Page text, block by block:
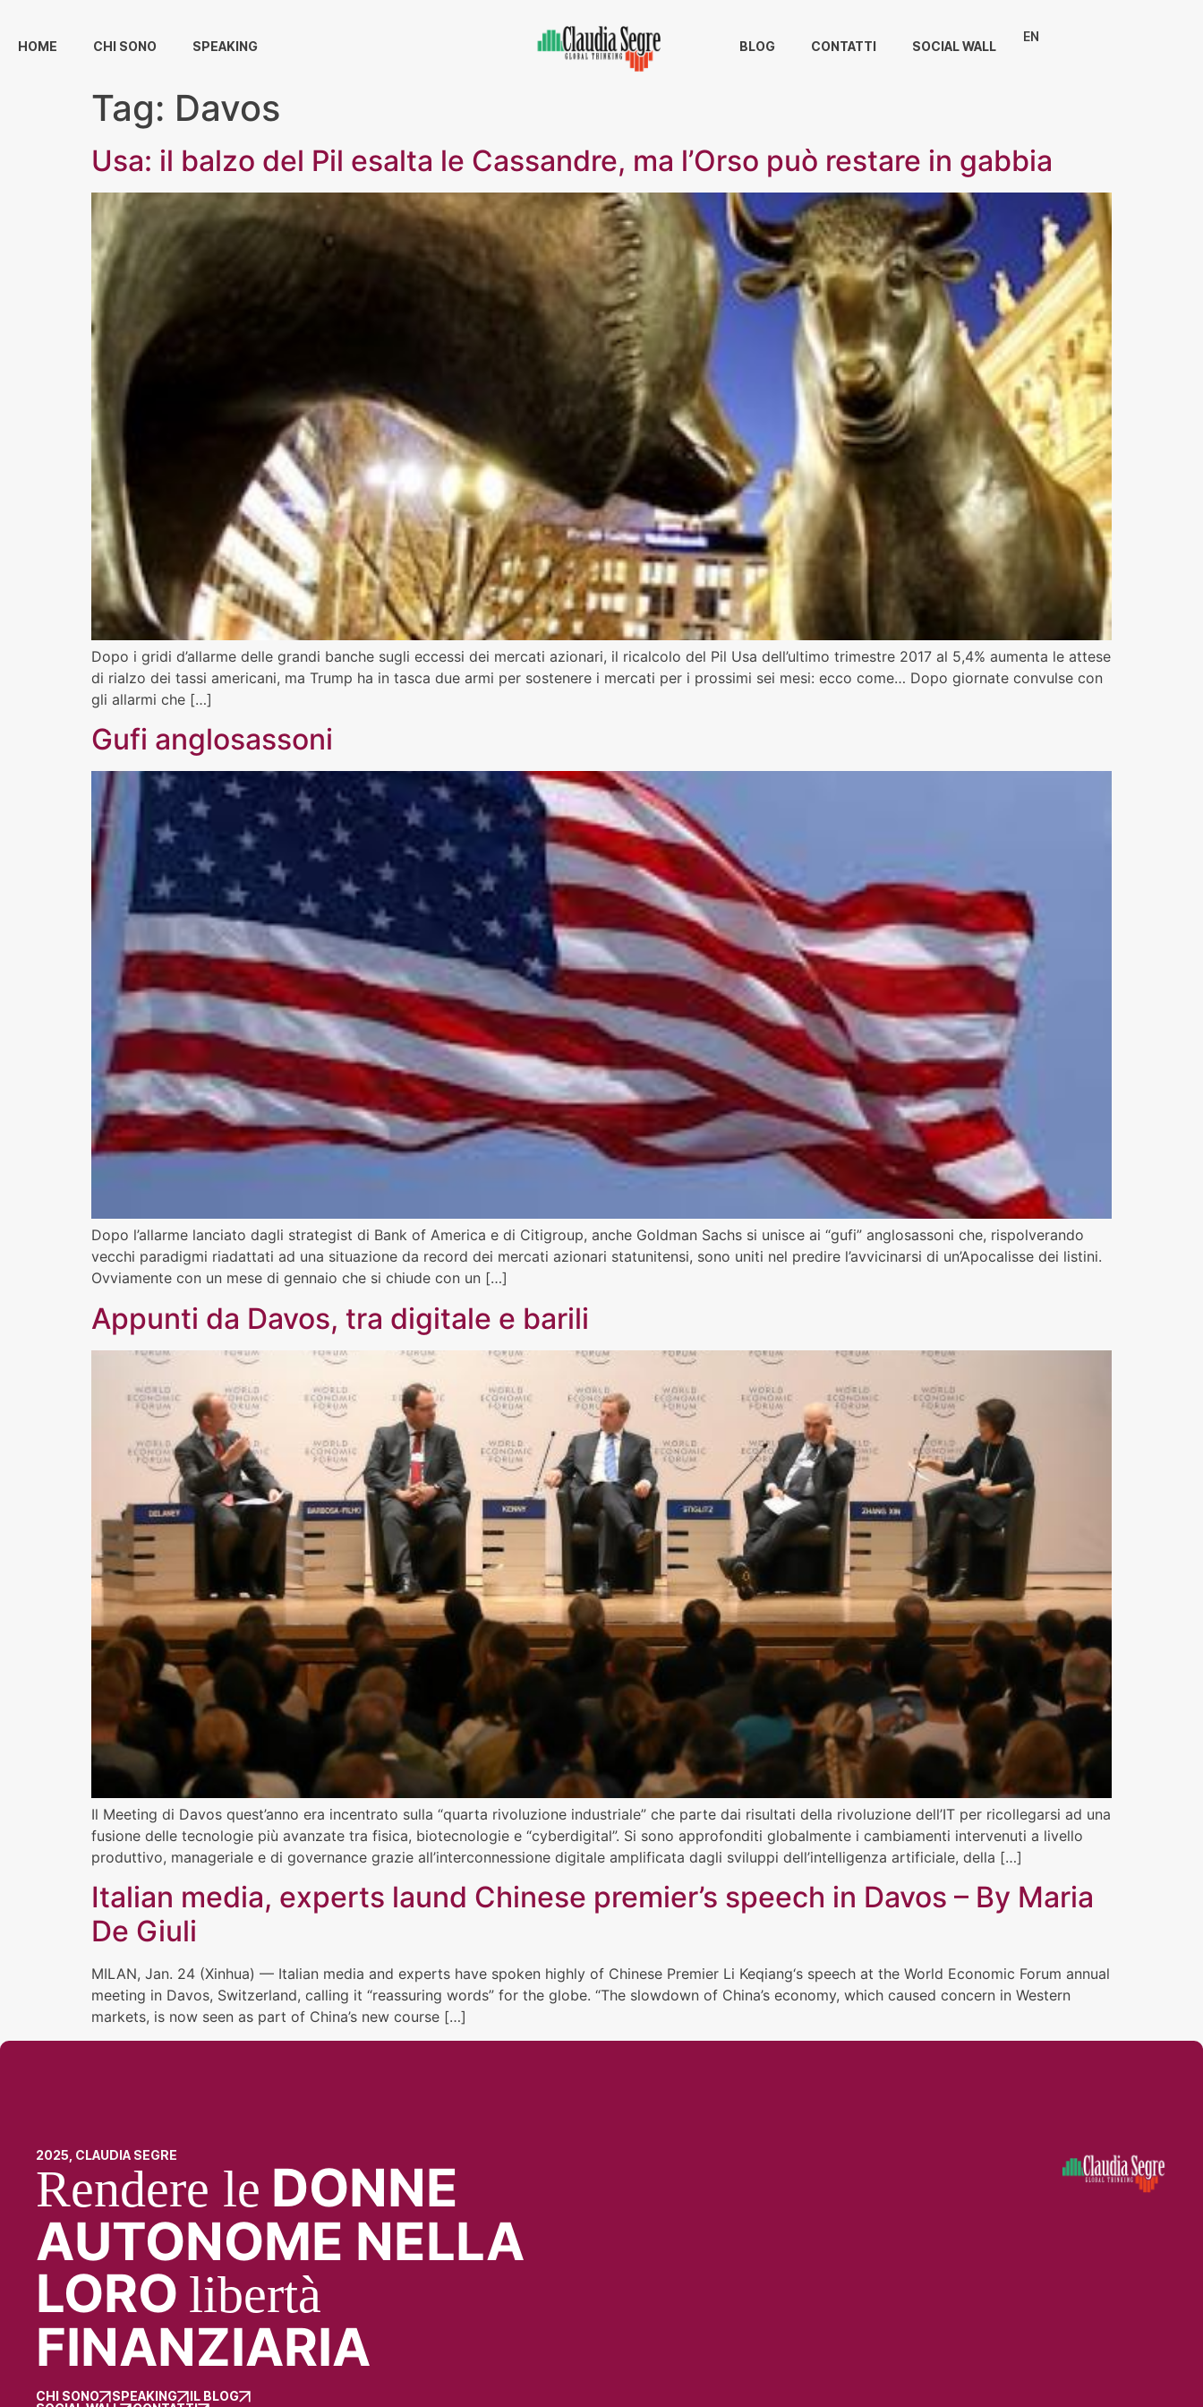
HOME CHI SONO SPEAKING BLOG CONTATTI SOCIAL WALL
EN
Tag: Davos
Usa: il balzo del Pil esalta le Cassandre, ma l’Orso può restare in gabbia
Dopo i gridi d’allarme delle grandi banche sugli eccessi dei mercati azionari, il ricalcolo del Pil Usa dell’ultimo trimestre 2017 al 5,4% aumenta le attese
di rialzo dei tassi americani, ma Trump ha in tasca due armi per sostenere i mercati per i prossimi sei mesi: ecco come… Dopo giornate convulse con
gli allarmi che […]
Gufi anglosassoni
Dopo l’allarme lanciato dagli strategist di Bank of America e di Citigroup, anche Goldman Sachs si unisce ai “gufi” anglosassoni che, rispolverando
vecchi paradigmi riadattati ad una situazione da record dei mercati azionari statunitensi, sono uniti nel predire l’avvicinarsi di un’Apocalisse dei listini.
Ovviamente con un mese di gennaio che si chiude con un […]
Appunti da Davos, tra digitale e barili
Il Meeting di Davos quest’anno era incentrato sulla “quarta rivoluzione industriale” che parte dai risultati della rivoluzione dell’IT per ricollegarsi ad una
fusione delle tecnologie più avanzate tra fisica, biotecnologie e “cyberdigital”. Si sono approfonditi globalmente i cambiamenti intervenuti a livello
produttivo, manageriale e di governance grazie all’interconnessione digitale amplificata dagli sviluppi dell’intelligenza artificiale, della […]
Italian media, experts laund Chinese premier’s speech in Davos – By Maria
De Giuli
MILAN, Jan. 24 (Xinhua) — Italian media and experts have spoken highly of Chinese Premier Li Keqiang‘s speech at the World Economic Forum annual
meeting in Davos, Switzerland, calling it “reassuring words” for the globe. “The slowdown of China’s economy, which caused concern in Western
markets, is now seen as part of China’s new course […]
2025, CLAUDIA SEGRE
Rendere le DONNE
AUTONOME NELLA
LORO libertà
FINANZIARIA
CHI SONO SPEAKING
IL BLOG